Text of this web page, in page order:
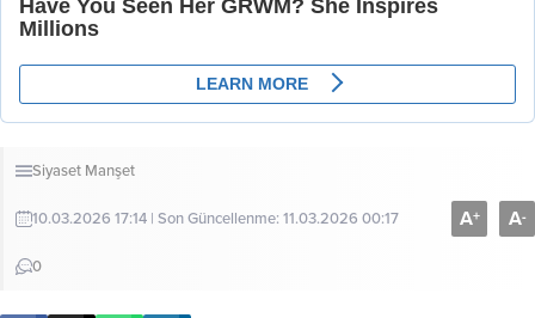
Siyaset Manşet
10.03.2026 17:14 | Son Güncellenme: 11.03.2026 00:17
0
A+ A-